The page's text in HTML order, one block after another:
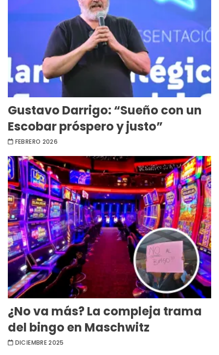
Gustavo Darrigo: “Sueño con un
Escobar próspero y justo”
FEBRERO 2026
¿No va más? La compleja trama
del bingo en Maschwitz
DICIEMBRE 2025